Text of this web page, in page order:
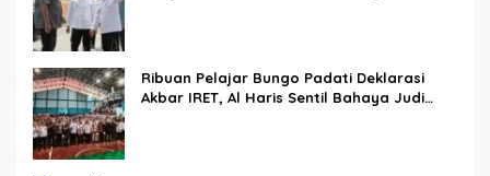
Ribuan Pelajar Bungo Padati Deklarasi
Akbar IRET, Al Haris Sentil Bahaya Judi